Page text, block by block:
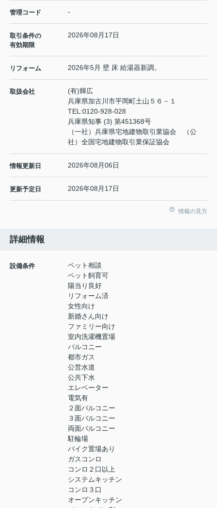
管理コード -
取引条件の
有効期限
2026年08月17日
リフォーム 2026年5月 壁 床 給湯器新調。
取扱会社
(有)輝広
兵庫県加古川市平岡町土山５６－１
TEL:0120-928-028
兵庫県知事 (3) 第451368号
（一社）兵庫県宅地建物取引業協会 （公
社）全国宅地建物取引業保証協会
情報更新日 2026年08月06日
更新予定日 2026年08月17日
情報の見方
詳細情報
設備条件
ペット相談
ペット飼育可
陽当り良好
リフォーム済
女性向け
新婚さん向け
ファミリー向け
室内洗濯機置場
バルコニー
都市ガス
公営水道
公共下水
エレベーター
電気有
２面バルコニー
３面バルコニー
両面バルコニー
駐輪場
バイク置場あり
ガスコンロ
コンロ２口以上
システムキッチン
コンロ３口
オープンキッチン